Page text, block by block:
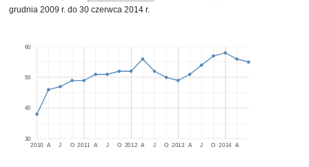
grudnia 2009 r. do 30 czerwca 2014 r.
2010 2011 2012 2013 2014
A J O A J O A J O A J O A
30
40
50
60